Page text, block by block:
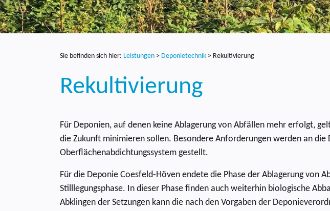
Sie befinden sich hier: Leistungen > Deponietechnik > Rekultivierung
Rekultivierung
Für Deponien, auf denen keine Ablagerung von Abfällen mehr erfolgt,
die Zukunft minimieren sollen. Besondere Anforderungen werden an
Oberflächenabdichtungssystem gestellt.
Für die Deponie Coesfeld-Höven endete die Phase der Ablagerung von
Stilllegungsphase. In dieser Phase finden auch weiterhin biologische
Abklingen der Setzungen kann die nach den Vorgaben der